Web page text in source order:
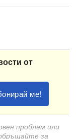
от
проблем или
за